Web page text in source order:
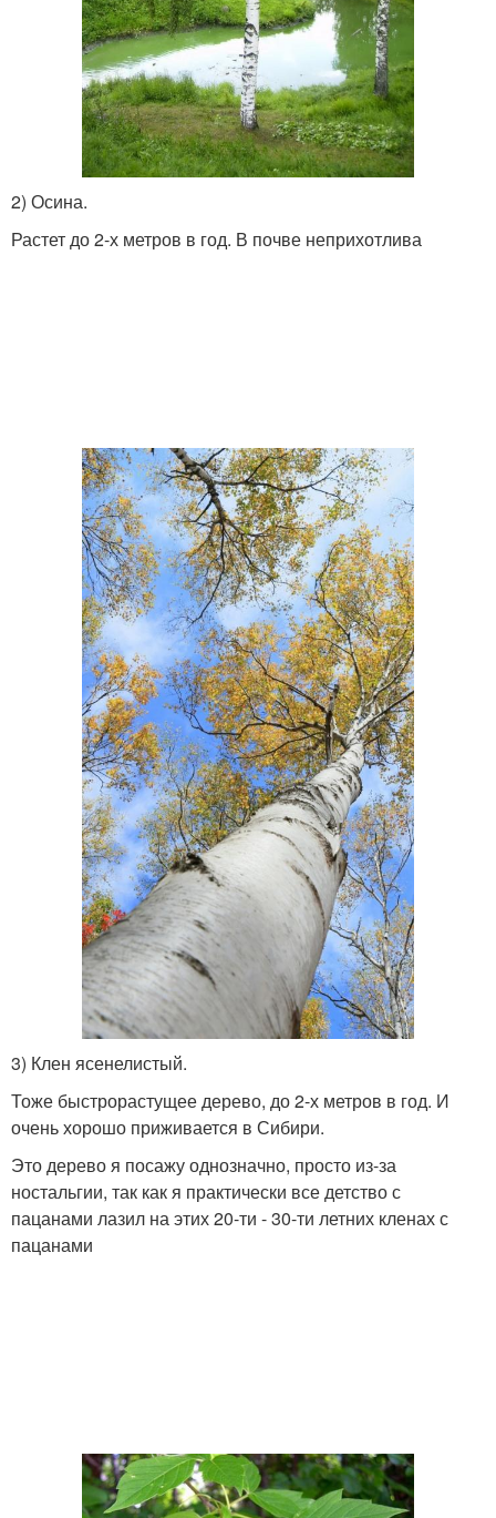
2) Осина.
Растет до 2-х метров в год. В почве неприхотлива
3) Клен ясенелистый.
Тоже быстрорастущее дерево, до 2-х метров в год. И
очень хорошо приживается в Сибири.
Это дерево я посажу однозначно, просто из-за
ностальгии, так как я практически все детство с
пацанами лазил на этих 20-ти - 30-ти летних кленах с
пацанами